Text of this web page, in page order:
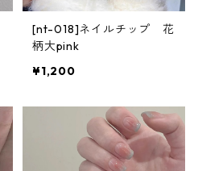
[nt-018]ネイルチップ 花
柄大pink
¥1,200